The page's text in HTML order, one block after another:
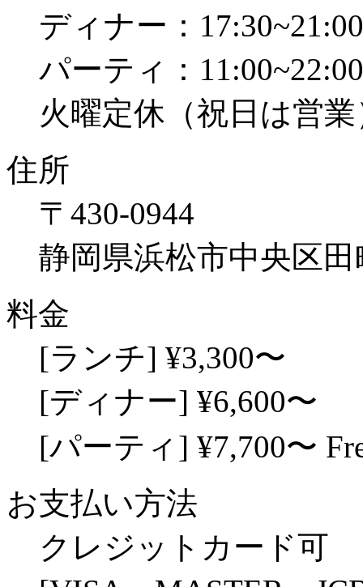
ディナー：
パーティ：11:00~22:00
火曜定休（祝日は営業
住所
〒430-0944
静岡県浜松市中央区
料金
[ランチ] ¥3,300〜
[ディナー] ¥6,600〜
[パーティ] ¥7,700〜
お支払い方法
クレジットカード可